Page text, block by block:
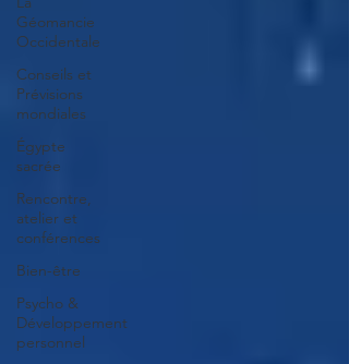
Géomancie
Occidentale
Conseils et
Prévisions
mondiales
Égypte
sacrée
Rencontre,
atelier et
conférences
Bien-être
Psycho &
Développement
personnel